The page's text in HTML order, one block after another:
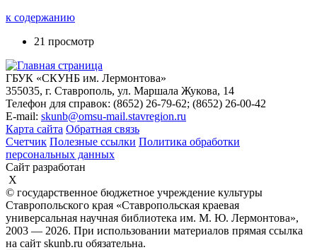
к содержанию
21 просмотр
ГБУК «СКУНБ им. Лермонтова»
355035, г. Ставрополь, ул. Маршала Жукова, 14
Телефон для справок: (8652) 26-79-62; (8652) 26-00-42
E-mail: skunb@omsu-mail.stavregion.ru
Карта сайта Обратная связь
Счетчик Полезные ссылки Политика обработки
персональных данных
Сайт разработан
X
© государственное бюджетное учреждение культуры
Ставропольского края «Ставропольская краевая
универсальная научная библиотека им. М. Ю. Лермонтова»,
2003 — 2026. При использовании материалов прямая ссылка
на сайт skunb.ru обязательна.